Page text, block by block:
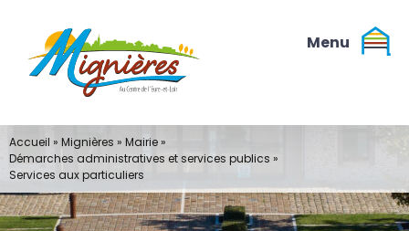
contenu
Accueil » Mignières » Mairie»
Démarches administratives et services publics »
Services aux particuliers